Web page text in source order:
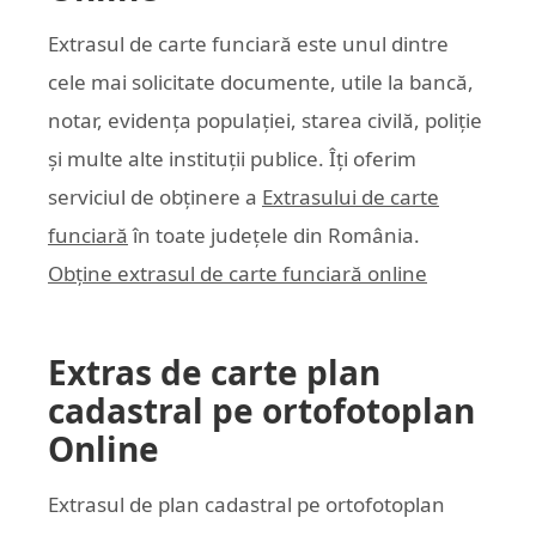
Extrasul de carte funciară este unul dintre
cele mai solicitate documente, utile la bancă,
notar, evidența populației, starea civilă, poliție
și multe alte instituții publice. Îți oferim
serviciul de obținere a Extrasului de carte
funciară în toate județele din România.
Obține extrasul de carte funciară online
Extras de carte plan
cadastral pe ortofotoplan
Online
Extrasul de plan cadastral pe ortofotoplan